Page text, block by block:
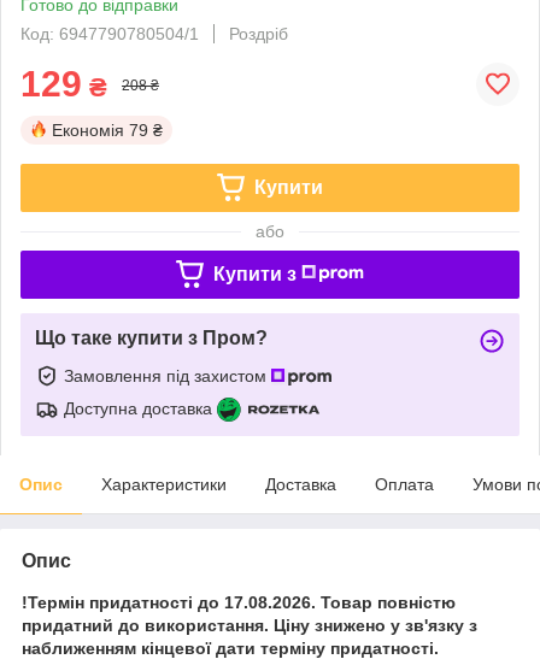
Готово до відправки
Код: 6947790780504/1
Роздріб
129 ₴ 208 ₴
Економія 79 ₴
Купити
або
Купити з
Що таке купити з Пром?
Замовлення під захистом
Доступна доставка
Опис Характеристики Доставка Оплата Умови
Опис
!Термін придатності до 17.08.2026. Товар повністю
придатний до використання. Ціну знижено у зв'язку з
наближенням кінцевої дати терміну придатності.